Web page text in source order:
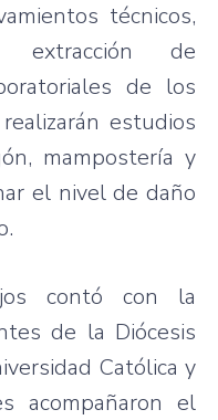
técnicos,
extracción de
de los
estudios
mampostería y
el nivel de daño
contó con la
de la Diócesis
Católica y
acompañaron el